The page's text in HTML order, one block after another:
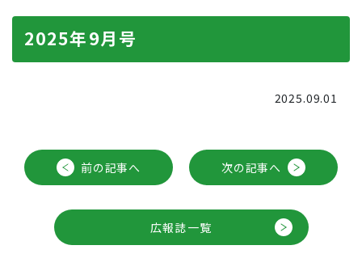
2025年9月号
2025.09.01
前の記事へ 次の記事へ
広報誌一覧